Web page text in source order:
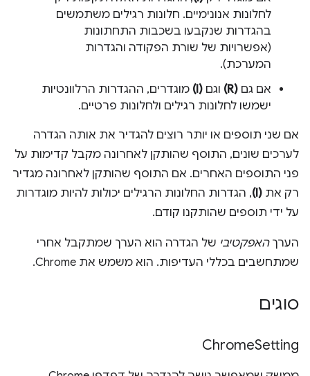
לחלונות אנונימיים. חלונות רגילים משתמשים
בהגדרות שנקבעו בשכבות התחתונות
(אפשרויות של שורת הפקודה והגדרות
המערכת).
אם גם (R) וגם (I)
מוגדרים, ההגדרות הרלוונטיות
ישמשו לחלונות רגילים ולחלונות פרטיים.
אם שני תוספים או יותר רוצים להגדיר את אותה הגדרה
לערכים שונים, התוסף שהותקן לאחרונה מקבל קדימות על
פני התוספים האחרים. אם התוסף שהותקן לאחרונה מגדיר
רק את (I) , הגדרות החלונות הרגילים יכולות להיות מוגדרות
על ידי תוספים שהותקנו קודם.
הערךהאפקטיבי של הגדרה הוא הערך שמתקבל אחרי
שמתחשבים בכללי העדיפות. הוא משמש את Chrome.
סוגים
ChromeSetting